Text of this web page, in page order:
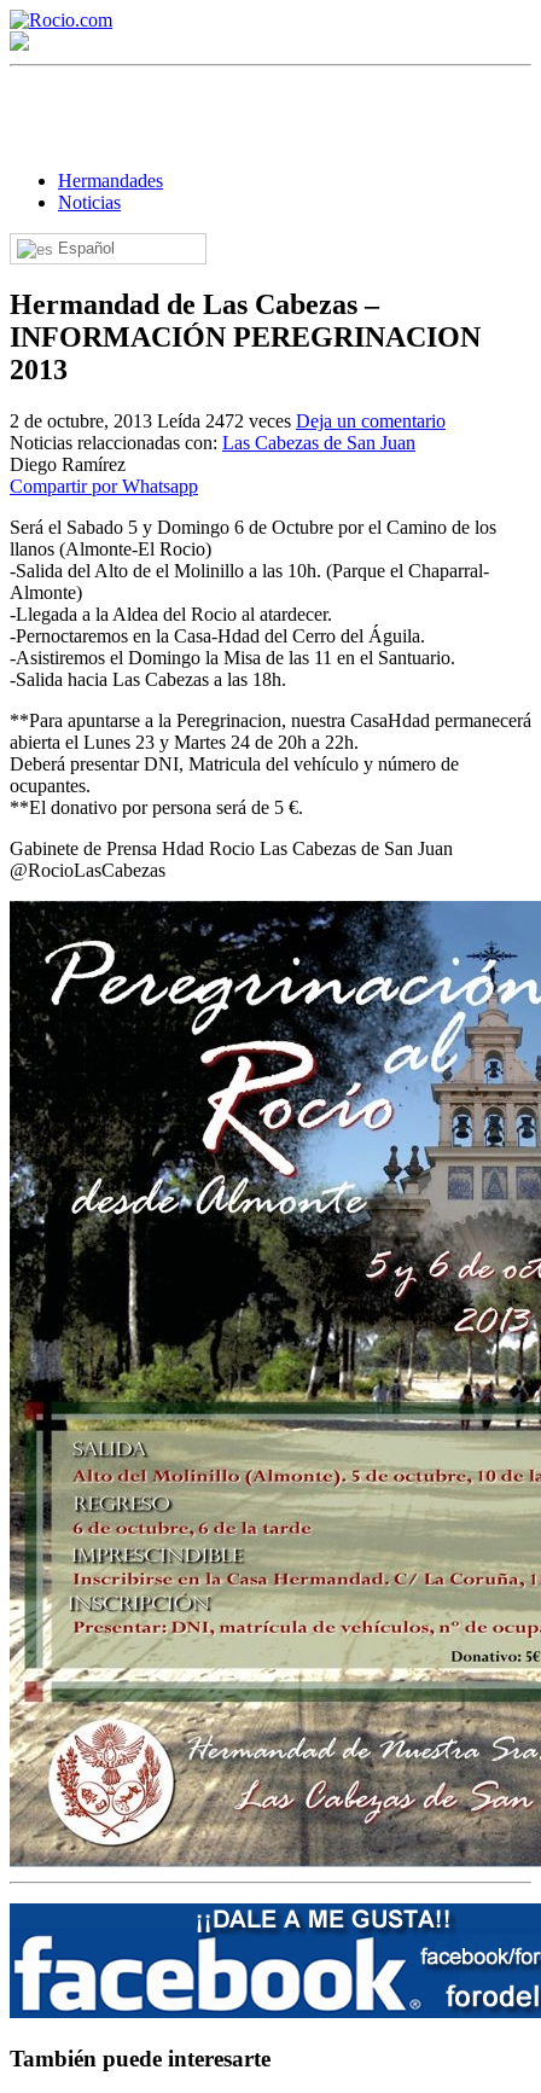
Hermandades
Noticias
Español
Hermandad de Las Cabezas –
INFORMACIÓN PEREGRINACION
2013
2 de octubre, 2013 Leída 2472 veces Deja un comentario
Noticias relaccionadas con: Las Cabezas de San Juan
Diego Ramírez
Compartir por Whatsapp
Será el Sabado 5 y Domingo 6 de Octubre por el Camino de los
llanos (Almonte-El Rocio)
-Salida del Alto de el Molinillo a las 10h. (Parque el Chaparral-
Almonte)
-Llegada a la Aldea del Rocio al atardecer.
-Pernoctaremos en la Casa-Hdad del Cerro del Águila.
-Asistiremos el Domingo la Misa de las 11 en el Santuario.
-Salida hacia Las Cabezas a las 18h.
**Para apuntarse a la Peregrinacion, nuestra CasaHdad permanecerá
abierta el Lunes 23 y Martes 24 de 20h a 22h.
Deberá presentar DNI, Matricula del vehículo y número de
ocupantes.
**El donativo por persona será de 5 €.
Gabinete de Prensa Hdad Rocio Las Cabezas de San Juan
@RocioLasCabezas
También puede interesarte
¡Bienvenido! Soy el asistente virtual de rocio.com.
¿En qué puedo ayudarte?
¿Cuándo es la romería del Rocío?
¿Cuántas hermandades participan en la romería?
¿Cuándo se construyó la primera ermita?
El traslado cada siete años
¿Cuales son los actos principales que se celebran en el
Rocío?
Quiero hacer el camino,¿que tengo que hacer?